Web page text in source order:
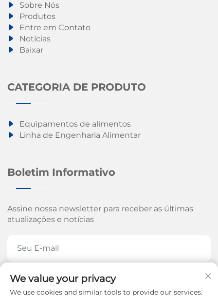
Sobre Nós
Produtos
Entre em Contato
Notícias
Baixar
CATEGORIA DE PRODUTO
Equipamentos de alimentos
Linha de Engenharia Alimentar
Boletim Informativo
Assine nossa newsletter para receber as últimas
atualizações e notícias
ASSINE AGORA
We value your privacy
We use cookies and similar tools to provide our services.